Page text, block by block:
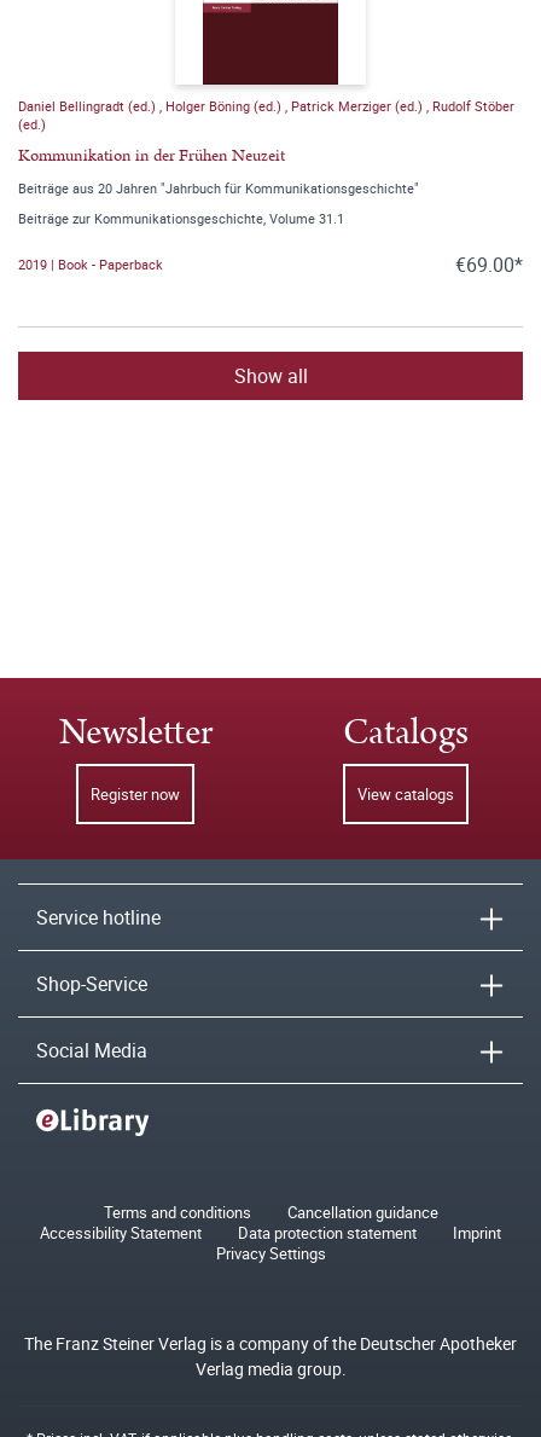
Daniel Bellingradt (ed.) Holger Böning (ed.) Patrick Merziger (ed.)
Rudolf Stöber
(ed.)
Kommunikation in der Frühen Neuzeit
Beiträge aus 20 Jahren "Jahrbuch für Kommunikationsgeschichte"
Beiträge zur Kommunikationsgeschichte, Volume 31.1
2019 | Book - Paperback €69.00*
Show all
Newsletter
Register now
Catalogs
View catalogs
Service hotline
Shop-Service
Social Media
Terms and conditions
Cancellation guidance
Accessibility Statement
Data protection statement
Imprint
Privacy Settings
The Franz Steiner Verlag is a company of the Deutscher Apotheker
Verlag media group.